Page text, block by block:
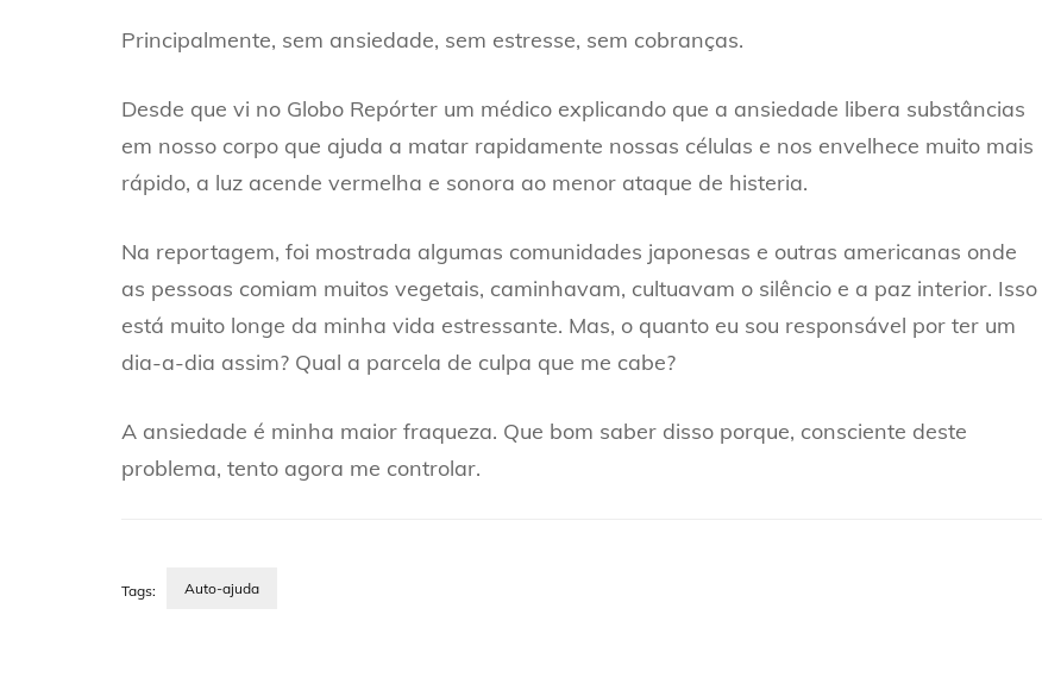
Principalmente, sem ansiedade, sem estresse, sem cobranças.
Desde que vi no Globo Repórter um médico explicando que a ansiedade libera substâncias
em nosso corpo que ajuda a matar rapidamente nossas células e nos envelhece muito mais
rápido, a luz acende vermelha e sonora ao menor ataque de histeria.
Na reportagem, foi mostrada algumas comunidades japonesas e outras americanas onde
as pessoas comiam muitos vegetais, caminhavam, cultuavam o silêncio e a paz interior. Isso
está muito longe da minha vida estressante. Mas, o quanto eu sou responsável por ter um
dia-a-dia assim? Qual a parcela de culpa que me cabe?
A ansiedade é minha maior fraqueza. Que bom saber disso porque, consciente deste
problema, tento agora me controlar.
Tags: Auto-ajuda